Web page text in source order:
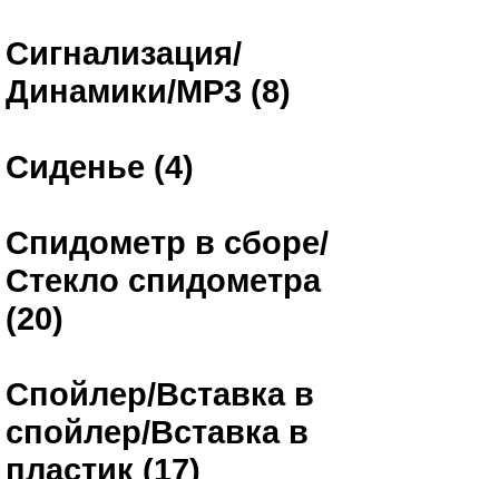
Сигнализация/
Динамики/MP3 (8)
Сиденье (4)
Спидометр в сборе/
Стекло спидометра
(20)
Спойлер/Вставка в
спойлер/Вставка в
пластик (17)